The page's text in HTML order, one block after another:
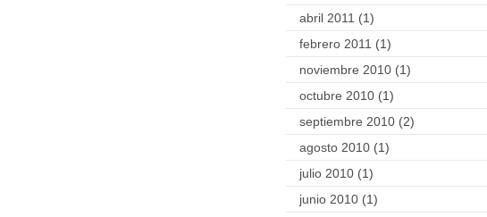
abril 2011 (1)
febrero 2011 (1)
noviembre 2010 (1)
octubre 2010 (1)
septiembre 2010 (2)
agosto 2010 (1)
julio 2010 (1)
junio 2010 (1)